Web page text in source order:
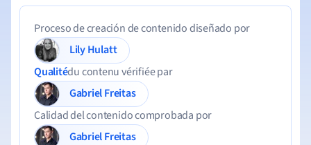
Proceso de creación de contenido diseñado por
Lily Hulatt
Qualitédu contenu vérifiée par
Gabriel Freitas
Calidad del contenido comprobada por
Gabriel Freitas